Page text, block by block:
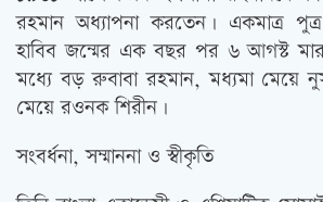
রহমান অধ্যাপনা করতেন। একমাত্র
হাবিব জন্মের এক বছর পর ৬ আগস্ট
মধ্যে বড় রুবাবা রহমান, মধ্যমা মেয়ে
মেয়ে রওনক শিরীন।
সংবর্ধনা, সম্মাননা ও স্বীকৃতি